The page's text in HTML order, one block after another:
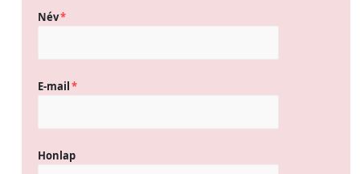
Név*
E-mail*
Honlap